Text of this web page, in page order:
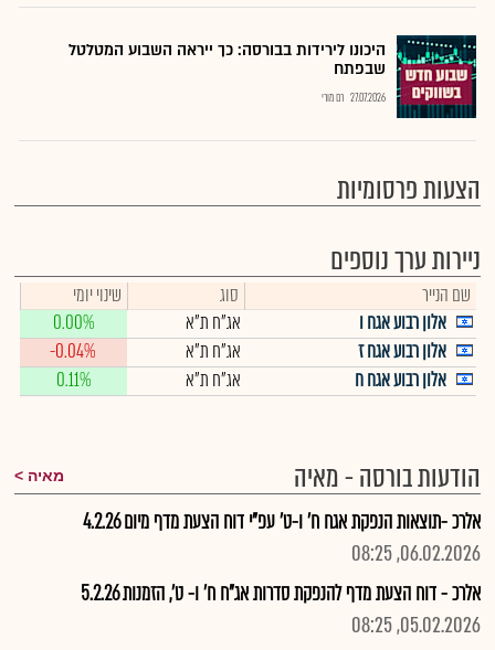
היכונו לירידות בבורסה: כך ייראה השבוע המטלטל
שבפתח
27.07.2026 רם מורי
הצעות פרסומיות
ניירות ערך נוספים
שם הנייר סוג
שינוי יומי
אלון רבוע אגח ו
אג"ח ת"א
0.00%
אלון רבוע אגח ז
אג"ח ת"א
-0.04%
אלון רבוע אגח ח
אג"ח ת"א 0.11%
הודעות בורסה - מאיה מאיה
אלרכ -תוצאות הנפקת אגח ח' ו-ט' עפ"י דוח הצעת מדף מיום 4.2.26
06.02.2026, 08:25
אלרכ - דוח הצעת מדף להנפקת סדרות אג"ח ח' ו- ט', הזמנות 5.2.26
05.02.2026, 08:25